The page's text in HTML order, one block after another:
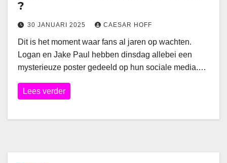
?
30 JANUARI 2025 CAESAR HOFF
Dit is het moment waar fans al jaren op wachten.
Logan en Jake Paul hebben dinsdag allebei een
mysterieuze poster gedeeld op hun sociale media.…
Lees verder